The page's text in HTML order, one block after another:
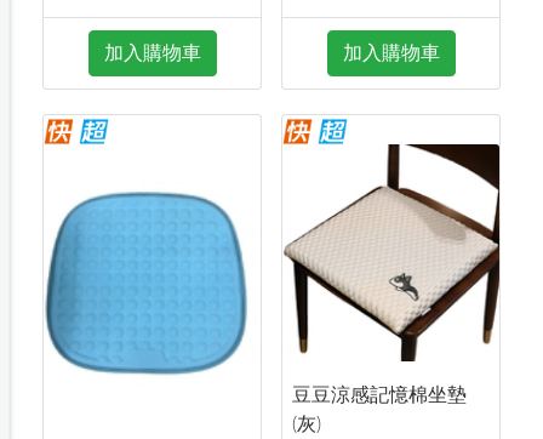
加入購物車 加入購物車
豆豆涼感記憶棉坐墊
(灰)